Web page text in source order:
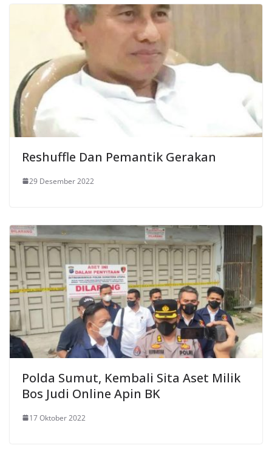
Reshuffle Dan Pemantik Gerakan
29 Desember 2022
Polda Sumut, Kembali Sita Aset Milik
Bos Judi Online Apin BK
17 Oktober 2022